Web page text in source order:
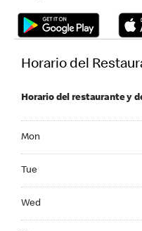
Horario del
Horario del restaurante y
Mon
Tue
Wed